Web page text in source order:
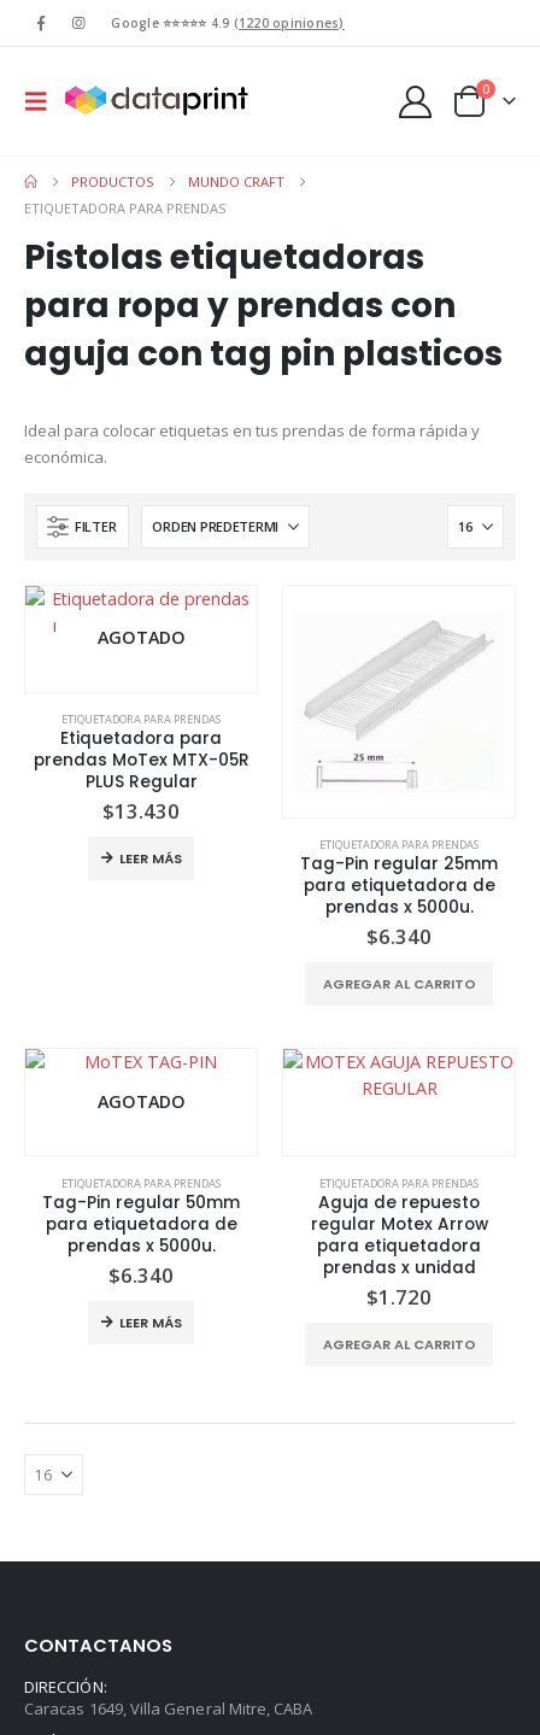
Google ⭐⭐⭐⭐⭐ 4.9 (1220 opiniones)
0
PRODUCTOS
MUNDO CRAFT
ETIQUETADORA PARA PRENDAS
Pistolas etiquetadoras
para ropa y prendas con
aguja con tag pin plasticos
Ideal para colocar etiquetas en tus prendas de forma rápida y
económica.
FILTER
AGOTADO
ETIQUETADORA PARA PRENDAS
Etiquetadora para
prendas MoTex MTX-05R
PLUS Regular
$13.430
LEER MÁS
ETIQUETADORA PARA PRENDAS
Tag-Pin regular 25mm
para etiquetadora de
prendas x 5000u.
$6.340
AGREGAR AL CARRITO
AGOTADO
ETIQUETADORA PARA PRENDAS
Tag-Pin regular 50mm
para etiquetadora de
prendas x 5000u.
$6.340
LEER MÁS
ETIQUETADORA PARA PRENDAS
Aguja de repuesto
regular Motex Arrow
para etiquetadora
prendas x unidad
$1.720
AGREGAR AL CARRITO
CONTACTANOS
DIRECCIÓN:
Caracas 1649, Villa General Mitre, CABA